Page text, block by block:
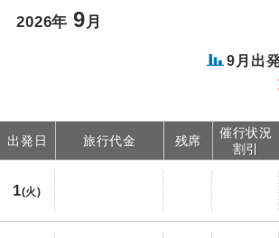
2026年 9月
9月出
出発日 旅行代金 残席
催行状況
割引
1(火)